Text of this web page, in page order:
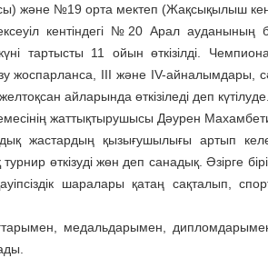
және №19 орта мектеп (Жақсықылыш
кентіндегі №20 Арал ауданының
тартысты 11 ойын өткізілді.
жоспарланса, ІІІ және IV-айналымдары,
айларында өткізіледі деп күтілуде.
жаттықтырушысы Дәурен
жастардың қызығушылығы артып
өткізуді жөн деп санадық. Әзірге
шаралары қатаң сақталып,
медальдарымен,